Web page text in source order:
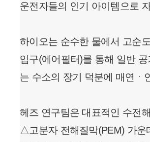
운전자들의 인기 아이템으로
하이오는 순수한 물에서 고순
입구(에어필터)를 통해 일반
는 수소의 장기 덕분에 매연ㆍ
헤즈 연구팀은 대표적인 수전
△고분자 전해질막(PEM) 가운